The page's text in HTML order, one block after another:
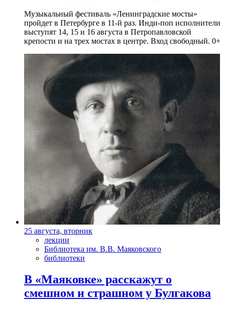
Музыкальный фестиваль «Ленинградские мосты»
пройдет в Петербурге в 11-й раз. Инди-поп исполнители
выступят 14, 15 и 16 августа в Петропавловской
крепости и на трех мостах в центре. Вход свободный. 0+
25 августа, вторник
лекции
Библиотека им. В.В. Маяковского
библиотеки
В «Маяковке» расскажут о
смешном и страшном у Булгакова